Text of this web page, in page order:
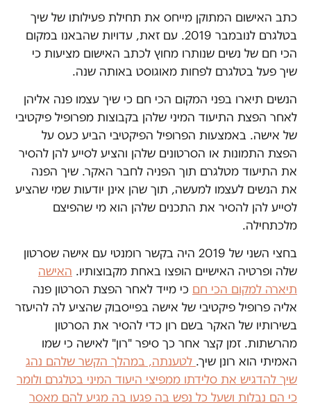
כתב האישום המתוקן מייחס את תחילת פעילותו של שיך
בטלגרם לנובמבר 2019. עם זאת, עדויות שהבאנו במקום
הכי חם של נשים שנותרו מחוץ לכתב האישום מציעות כי
שיך פעל בטלגרם לפחות מאוגוסט באותה שנה.
הנשים תיארו בפני המקום הכי חם כי שיך עצמו פנה אליהן
לאחר הפצת התיעוד המיני שלהן בקבוצות מפרופיל פיקטיבי
של אישה. באמצעות הפרופיל הפיקטיבי הביע כעס על
הפצת התמונות או הסרטונים שלהן והציע לסייע להן להסיר
את התיעוד מטלגרם תוך הפניה לחבר האקר. שיך הפנה
את הנשים לעצמו למעשה, תוך שהן אינן יודעות שמי שהציע
לסייע להן להסיר את התכנים שלהן הוא מי שהפיצם
מלכתחילה.
בחצי השני של 2019 היה בקשר רומנטי עם אישה שסרטון
שלה ופרטיה האישיים הופצו באחת מקבוצותיו. האישה
תיארה למקום הכי חם כי מייד לאחר הפצת הסרטון פנה
אליה פרופיל פיקטיבי של אישה בפייסבוק שהציע לה להיעזר
בשירותיו של האקר בשם רון כדי להסיר את הסרטון
מהרשתות. זמן קצר אחר כך סיפר "רון" לאישה כי שמו
האמיתי הוא רונן שיך. לטענתה, במהלך הקשר שלהם נהג
שיך להדגיש את סלידתו ממפיצי היעוד המיני בטלגרם ולומר
כי הם נבלות ושעל כל נפש בה פגעו בה מגיע להם מאסר